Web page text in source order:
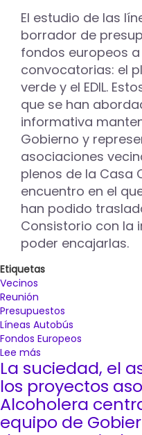
Avenida
de
Madrid
El estudio de las
borrador de
fondos europeos
convocatorias: el
verde y el EDIL.
que se han
informativa
Gobierno y
asociaciones
plenos de la Casa
encuentro en el
han podido
Consistorio con la
poder encajarlas.
Etiquetas
Vecinos
Reunión
Presupuestos
Líneas Autobús
Fondos Europeos
Lee más
El
equipo
de
Gobierno
informa
La suciedad, el
los proyectos
Alcoholera
equipo de